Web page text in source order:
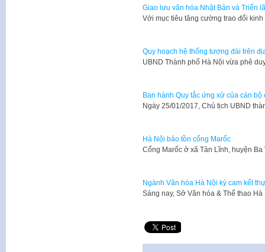
Giao lưu văn hóa Nhật Bản và Triển
Với mục tiêu tăng cường trao đổi
Quy hoạch hệ thống tượng đài trên
​UBND Thành phố Hà Nội vừa phê
Ban hành Quy tắc ứng xử của cán
Ngày 25/01/2017, Chủ tịch UBND
Hà Nội bảo tồn cổng Marốc
Cổng Marốc ở xã Tản Lĩnh, huyện
Ngành Văn hóa Hà Nội ký cam kết
Sáng nay, Sở Văn hóa & Thể thao